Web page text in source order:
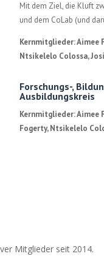
Mit dem Ziel, die Kluft
und dem CoLab (und
Kernmitglieder: Aimee
Ntsikelelo Colossa,
Forschungs-,
Ausbildungskreis
Kernmitglieder: Aimee
Fogerty, Ntsikelelo
Mitglieder seit 2014.